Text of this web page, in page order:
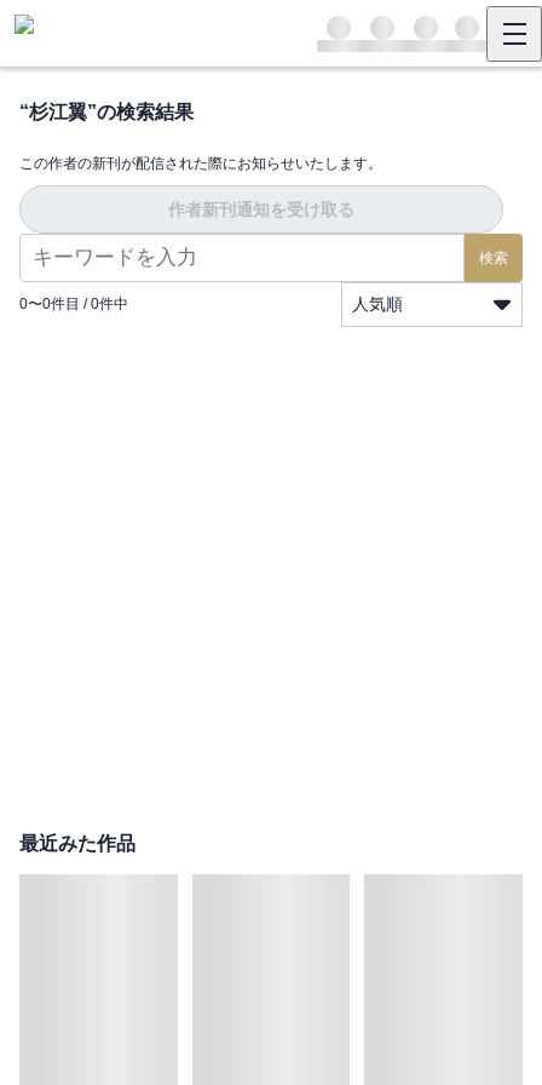
“杉江翼”の検索結果
この作者の新刊が配信された際にお知らせいたします。
作者新刊通知を受け取る
検索
0〜0件目 / 0件中 人気順
最近みた作品